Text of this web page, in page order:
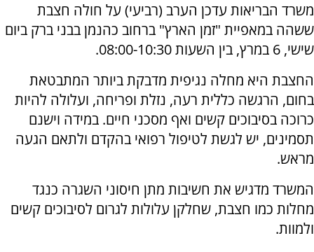
משרד הבריאות עדכן הערב (רביעי) על חולה חצבת
ששהה במאפיית "זמן הארץ" ברחוב כהנמן בבני ברק ביום
שישי, 6 במרץ, בין השעות 08:00-10:30.
החצבת היא מחלה נגיפית מדבקת ביותר המתבטאת
בחום, הרגשה כללית רעה, נזלת ופריחה, ועלולה להיות
כרוכה בסיבוכים קשים ואף מסכני חיים. במידה וישנם
תסמינים, יש לגשת לטיפול רפואי בהקדם ולתאם הגעה
מראש.
המשרד מדגיש את חשיבות מתן חיסוני השגרה כנגד
מחלות כמו חצבת, שחלקן עלולות לגרום לסיבוכים קשים
ולמוות.